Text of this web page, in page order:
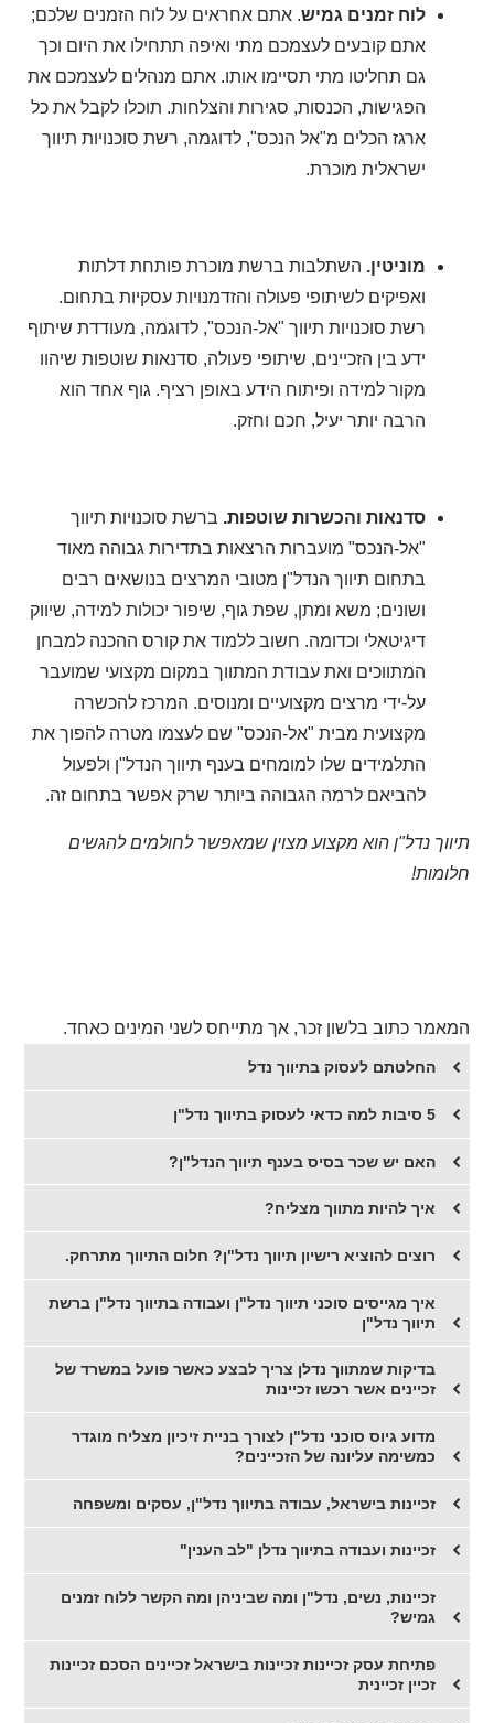
לוח זמנים גמיש. אתם אחראים על לוח הזמנים שלכם;
אתם קובעים לעצמכם מתי ואיפה תתחילו את היום וכך
גם תחליטו מתי תסיימו אותו. אתם מנהלים לעצמכם את
הפגישות, הכנסות, סגירות והצלחות. תוכלו לקבל את כל
ארגז הכלים מ"אל הנכס", לדוגמה, רשת סוכנויות תיווך
ישראלית מוכרת.
מוניטין. השתלבות ברשת מוכרת פותחת דלתות
ואפיקים לשיתופי פעולה והזדמנויות עסקיות בתחום.
רשת סוכנויות תיווך "אל-הנכס", לדוגמה, מעודדת שיתוף
ידע בין הזכיינים, שיתופי פעולה, סדנאות שוטפות שיהוו
מקור למידה ופיתוח הידע באופן רציף. גוף אחד הוא
הרבה יותר יעיל, חכם וחזק.
סדנאות והכשרות שוטפות. ברשת סוכנויות תיווך
"אל-הנכס" מועברות הרצאות בתדירות גבוהה מאוד
בתחום תיווך הנדל"ן מטובי המרצים בנושאים רבים
ושונים; משא ומתן, שפת גוף, שיפור יכולות למידה, שיווק
דיגיטאלי וכדומה. חשוב ללמוד את קורס ההכנה למבחן
המתווכים ואת עבודת המתווך במקום מקצועי שמועבר
על-ידי מרצים מקצועיים ומנוסים. המרכז להכשרה
מקצועית מבית "אל-הנכס" שם לעצמו מטרה להפוך את
התלמידים שלו למומחים בענף תיווך הנדל"ן ולפעול
להביאם לרמה הגבוהה ביותר שרק אפשר בתחום זה.
תיווך נדל"ן הוא מקצוע מצוין שמאפשר לחולמים להגשים
חלומות!
המאמר כתוב בלשון זכר, אך מתייחס לשני המינים כאחד.
החלטתם לעסוק בתיווך נדל
5 סיבות למה כדאי לעסוק בתיווך נדל"ן
האם יש שכר בסיס בענף תיווך הנדל"ן?
איך להיות מתווך מצליח?
​רוצים להוציא רישיון תיווך נדל"ן? חלום התיווך מתרחק.
​איך מגייסים סוכני תיווך נדל"ן ועבודה בתיווך נדל"ן ברשת
תיווך נדל"ן
בדיקות שמתווך נדלן צריך לבצע כאשר פועל במשרד של
זכיינים אשר רכשו זכיינות
​מדוע גיוס סוכני נדל"ן לצורך בניית זיכיון מצליח מוגדר
כמשימה עליונה של הזכיינים?
​זכיינות בישראל, עבודה בתיווך נדל"ן, עסקים ומשפחה
זכיינות ועבודה בתיווך נדלן "לב הענין"
זכיינות, נשים, נדל"ן ומה שביניהן ומה הקשר ללוח זמנים
גמיש?
פתיחת עסק זכיינות זכיינות בישראל זכיינים הסכם זכיינות
זכיין זכיינית